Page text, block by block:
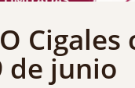
de junio